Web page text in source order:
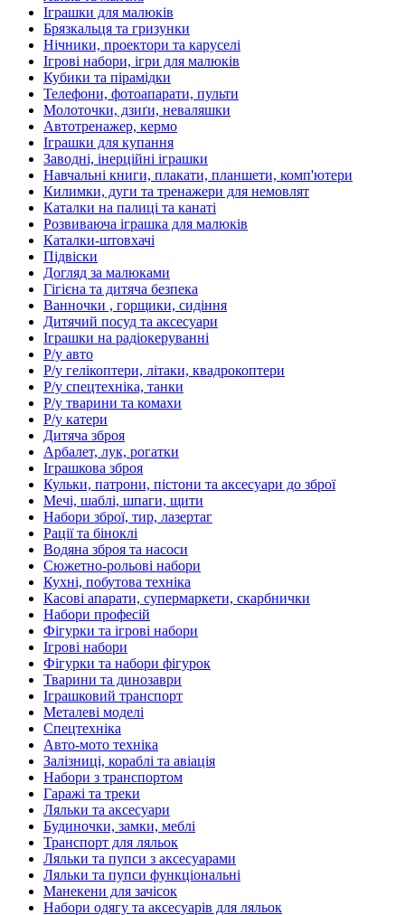
Іграшки для малюків
Брязкальця та гризунки
Нічники, проектори та каруселі
Ігрові набори, ігри для малюків
Кубики та пірамідки
Телефони, фотоапарати, пульти
Молоточки, дзиґи, неваляшки
Автотренажер, кермо
Іграшки для купання
Заводні, інерційні іграшки
Навчальні книги, плакати, планшети, комп'ютери
Килимки, дуги та тренажери для немовлят
Каталки на палиці та канаті
Розвиваюча іграшка для малюків
Каталки-штовхачі
Підвіски
Догляд за малюками
Гігієна та дитяча безпека
Ванночки , горщики, сидіння
Дитячий посуд та аксесуари
Іграшки на радіокеруванні
Р/у авто
Р/у гелікоптери, літаки, квадрокоптери
Р/у спецтехніка, танки
Р/у тварини та комахи
Р/у катери
Дитяча зброя
Арбалет, лук, рогатки
Іграшкова зброя
Кульки, патрони, пістони та аксесуари до зброї
Мечі, шаблі, шпаги, щити
Набори зброї, тир, лазертаг
Рації та біноклі
Водяна зброя та насоси
Сюжетно-рольові набори
Кухні, побутова техніка
Касові апарати, супермаркети, скарбнички
Набори професій
Фігурки та ігрові набори
Ігрові набори
Фігурки та набори фігурок
Тварини та динозаври
Іграшковий транспорт
Металеві моделі
Спецтехніка
Авто-мото техніка
Залізниці, кораблі та авіація
Набори з транспортом
Гаражі та треки
Ляльки та аксесуари
Будиночки, замки, меблі
Транспорт для ляльок
Ляльки та пупси з аксесуарами
Ляльки та пупси функціональні
Манекени для зачісок
Набори одягу та аксесуарів для ляльок